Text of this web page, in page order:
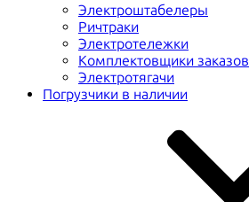
Электроштабелеры
Ричтраки
Электротележки
Комплектовщики заказов
Электротягачи
Погрузчики в наличии